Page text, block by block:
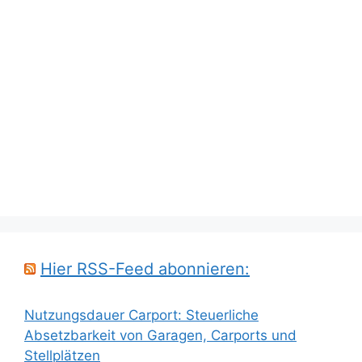
Hier RSS-Feed abonnieren:
Nutzungsdauer Carport: Steuerliche
Absetzbarkeit von Garagen, Carports und
Stellplätzen